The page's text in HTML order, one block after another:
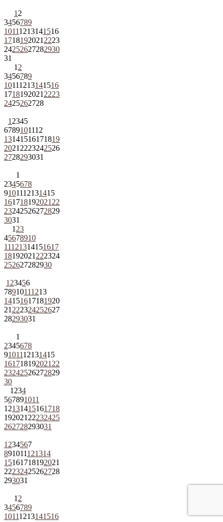
1 2
3456789
10111213141516
1718192021 2223
24252627282930
31
1 2
3456789
10111213141516
1718192021 2223
2425262728
1 2345
6789101112
13141516171819
2021 2223242526
2728293031
1
2345678
9101112131415
161718192021 22
23242526272829
3031
1 23
45678910
11121314151617
18192021 222324
252627282930
1 23456
78910111213
14151617181920
21 222324252627
28293031
1
2345678
9101112131415
161718192021 22
23242526272829
30
1 234
567891011
12131415161718
192021 22232425
262728293031
1 234567
891011121314
15161718192021
22232425262728
293031
1 2
3456789
10111213141516